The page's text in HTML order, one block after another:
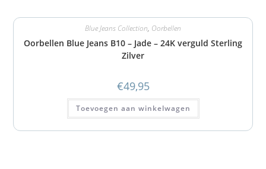
Blue Jeans Collection, Oorbellen
Oorbellen Blue Jeans B10 – Jade – 24K verguld Sterling
Zilver
€49,95
Toevoegen aan winkelwagen